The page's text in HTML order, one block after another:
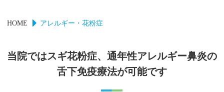
HOME アレルギー・花粉症
当院ではスギ花粉症、通年性アレルギー鼻炎の
舌下免疫療法が可能です